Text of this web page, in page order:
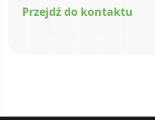
Przejdź do kontaktu